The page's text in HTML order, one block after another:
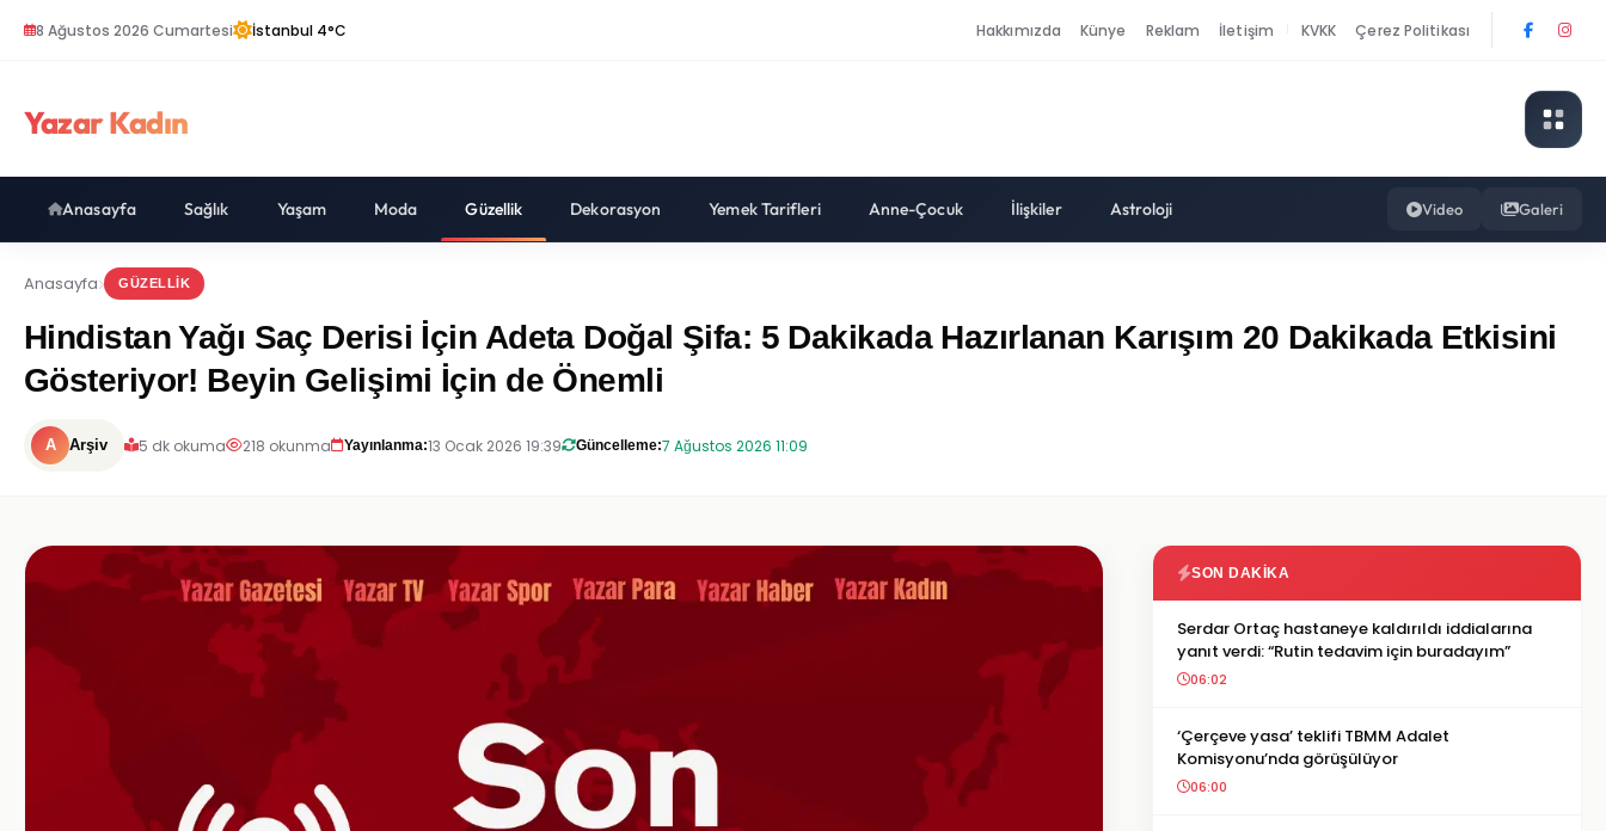
8 Ağustos 2026 Cumartesi İstanbul 4°C Hakkımızda Künye Reklam İletişim KVKK Çerez Politikası
Yazar Kadın
Anasayfa Sağlık Yaşam Moda Güzellik Dekorasyon Yemek Tarifleri Anne-Çocuk İlişkiler Astroloji Video Galeri
Anasayfa GÜZELLIK
Hindistan Yağı Saç Derisi İçin Adeta Doğal Şifa: 5 Dakikada Hazırlanan Karışım 20 Dakikada Etkisini
Gösteriyor! Beyin Gelişimi İçin de Önemli
A Arşiv 5 dk okuma 218 okunma Yayınlanma:13 Ocak 2026 19:39 Güncelleme:7 Ağustos 2026 11:09
SON DAKIKA
Serdar Ortaç hastaneye kaldırıldı iddialarına
yanıt verdi: “Rutin tedavim için buradayım”
06:02
‘Çerçeve yasa’ teklifi TBMM Adalet
Komisyonu’nda görüşülüyor
06:00